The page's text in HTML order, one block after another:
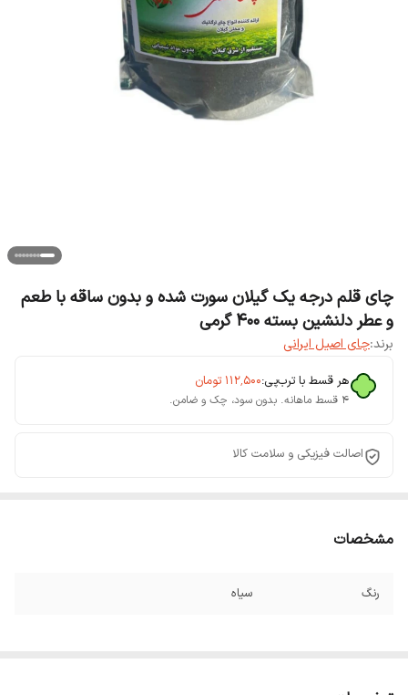
چای قلم درجه یک گیلان سورت شده و بدون ساقه با طعم
و عطر دلنشین بسته 400 گرمی
برند:چای اصیل ایرانی
هر قسط با ترب‌پی:۱۱۲٬۵۰۰ تومان
۴ قسط ماهانه. بدون سود، چک و ضامن.
اصالت فیزیکی و سلامت کالا
مشخصات
رنگ سیاه